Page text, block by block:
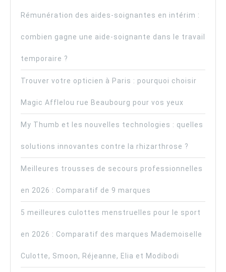
Rémunération des aides-soignantes en intérim :
combien gagne une aide-soignante dans le travail
temporaire ?
Trouver votre opticien à Paris : pourquoi choisir
Magic Afflelou rue Beaubourg pour vos yeux
My Thumb et les nouvelles technologies : quelles
solutions innovantes contre la rhizarthrose ?
Meilleures trousses de secours professionnelles
en 2026 : Comparatif de 9 marques
5 meilleures culottes menstruelles pour le sport
en 2026 : Comparatif des marques Mademoiselle
Culotte, Smoon, Réjeanne, Elia et Modibodi